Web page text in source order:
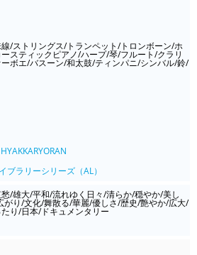
/ストリングス/トランペット/トロンボーン/ホ
スティックピアノ/ハープ/琴/フルート/クラリ
ボエ/バスーン/和太鼓/ティンパニ/シンバル/鈴/
ブラリーシリーズ（AL）
/雄大/平和/流れゆく日々/清らか/穏やか/美し
がり/文化/舞散る/華麗/優しさ/歴史/艶やか/広大/
り/日本/ドキュメンタリー